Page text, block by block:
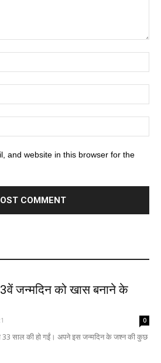
and website in this browser for the
जन्मदिन को खास बनाने के
0
33 साल की हो गईं। अपने इस जन्मदिन के जश्न की कुछ